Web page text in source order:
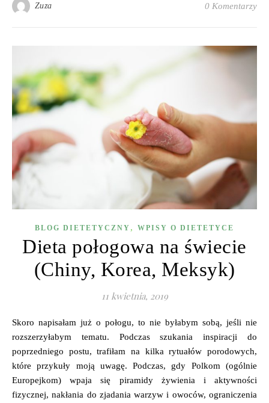
Zuza 0 Komentarzy
BLOG DIETETYCZNY , WPISY O DIETETYCE
Dieta połogowa na świecie
(Chiny, Korea, Meksyk)
11 kwietnia, 2019
Skoro napisałam już o połogu, to nie byłabym sobą, jeśli nie
rozszerzyłabym tematu. Podczas szukania inspiracji do
poprzedniego postu, trafiłam na kilka rytuałów porodowych,
które przykuły moją uwagę. Podczas, gdy Polkom (ogólnie
Europejkom) wpaja się piramidy żywienia i aktywności
fizycznej, nakłania do zjadania warzyw i owoców, ograniczenia